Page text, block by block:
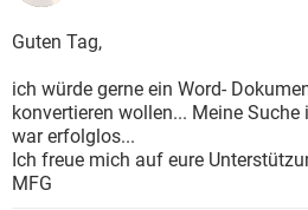
FACEBOOK
WHATSAPP
ANDROID
WINDOWS 10
WHATSAPP
FACEBOOK
SPIELE
WINDOWS 10
WHATSAPP
FACEBOOK
Guten Tag,
ich würde gerne ein Word-
konvertieren wollen... Meine Suche
war erfolglos...
Ich freue mich auf eure
MFG